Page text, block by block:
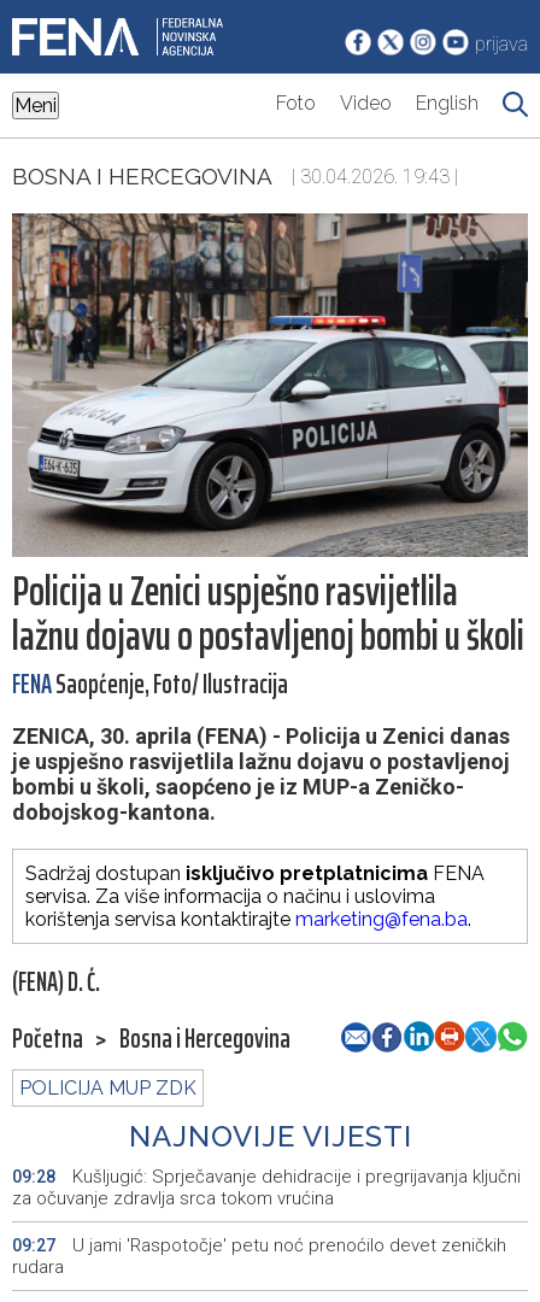
prijava
Meni Foto Video English
BOSNA I HERCEGOVINA | 30.04.2026. 19:43 |
Policija u Zenici uspješno rasvijetlila
lažnu dojavu o postavljenoj bombi u školi
FENASaopćenje, Foto/ Ilustracija
ZENICA, 30. aprila (FENA) - Policija u Zenici danas
je uspješno rasvijetlila lažnu dojavu o postavljenoj
bombi u školi, saopćeno je iz MUP-a Zeničko-
dobojskog-kantona.
Sadržaj dostupan isključivo pretplatnicima FENA
servisa. Za više informacija o načinu i uslovima
korištenja servisa kontaktirajte marketing@fena.ba.
(FENA) D. Ć.
Početna > Bosna i Hercegovina
POLICIJA MUP ZDK
NAJNOVIJE VIJESTI
09:28
Kušljugić: Sprječavanje dehidracije i pregrijavanja ključni
za očuvanje zdravlja srca tokom vrućina
09:27
U jami 'Raspotočje' petu noć prenoćilo devet zeničkih
rudara